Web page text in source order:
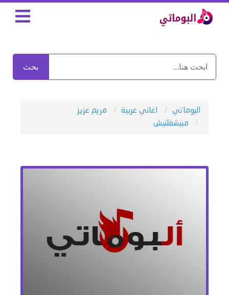
بحث
البوماتي اغاني عربية
مريم عزيز
مبيشغلنيش